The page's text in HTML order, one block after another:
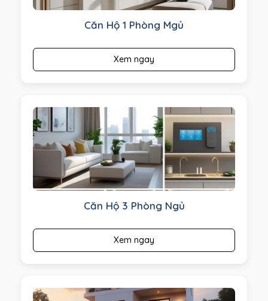
Căn Hộ 1 Phòng Mgủ
Xem ngay
Căn Hộ 3 Phòng Ngủ
Xem ngay